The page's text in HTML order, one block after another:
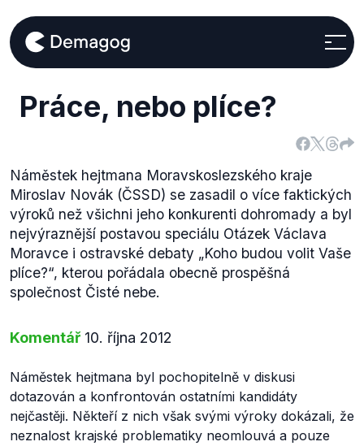
Práce, nebo plíce?
Náměstek hejtmana Moravskoslezského kraje
Miroslav Novák (ČSSD) se zasadil o více faktických
výroků než všichni jeho konkurenti dohromady a byl
nejvýraznější postavou speciálu Otázek Václava
Moravce i ostravské debaty „Koho budou volit Vaše
plíce?“, kterou pořádala obecně prospěšná
společnost Čisté nebe.
Komentář 10. října 2012
Náměstek hejtmana byl pochopitelně v diskusi
dotazován a konfrontován ostatními kandidáty
nejčastěji. Někteří z nich však svými výroky dokázali, že
neznalost krajské problematiky neomlouvá a pouze